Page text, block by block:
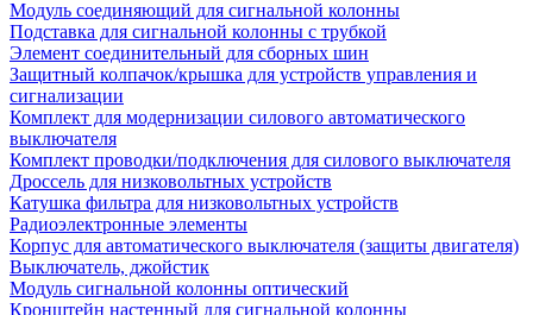
Модуль соединяющий для сигнальной колонны
Подставка для сигнальной колонны с трубкой
Элемент соединительный для сборных шин
Защитный колпачок/крышка для устройств управления и
сигнализации
Комплект для модернизации силового автоматического
выключателя
Комплект проводки/подключения для силового выключателя
Дроссель для низковольтных устройств
Катушка фильтра для низковольтных устройств
Радиоэлектронные элементы
Корпус для автоматического выключателя (защиты двигателя)
Выключатель, джойстик
Модуль сигнальной колонны оптический
Кронштейн настенный для сигнальной колонны